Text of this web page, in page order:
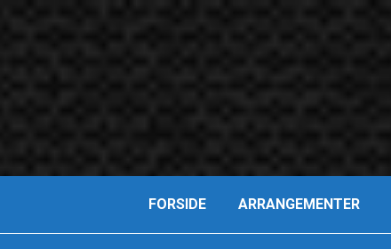
FORSIDE ARRANGEMENTER